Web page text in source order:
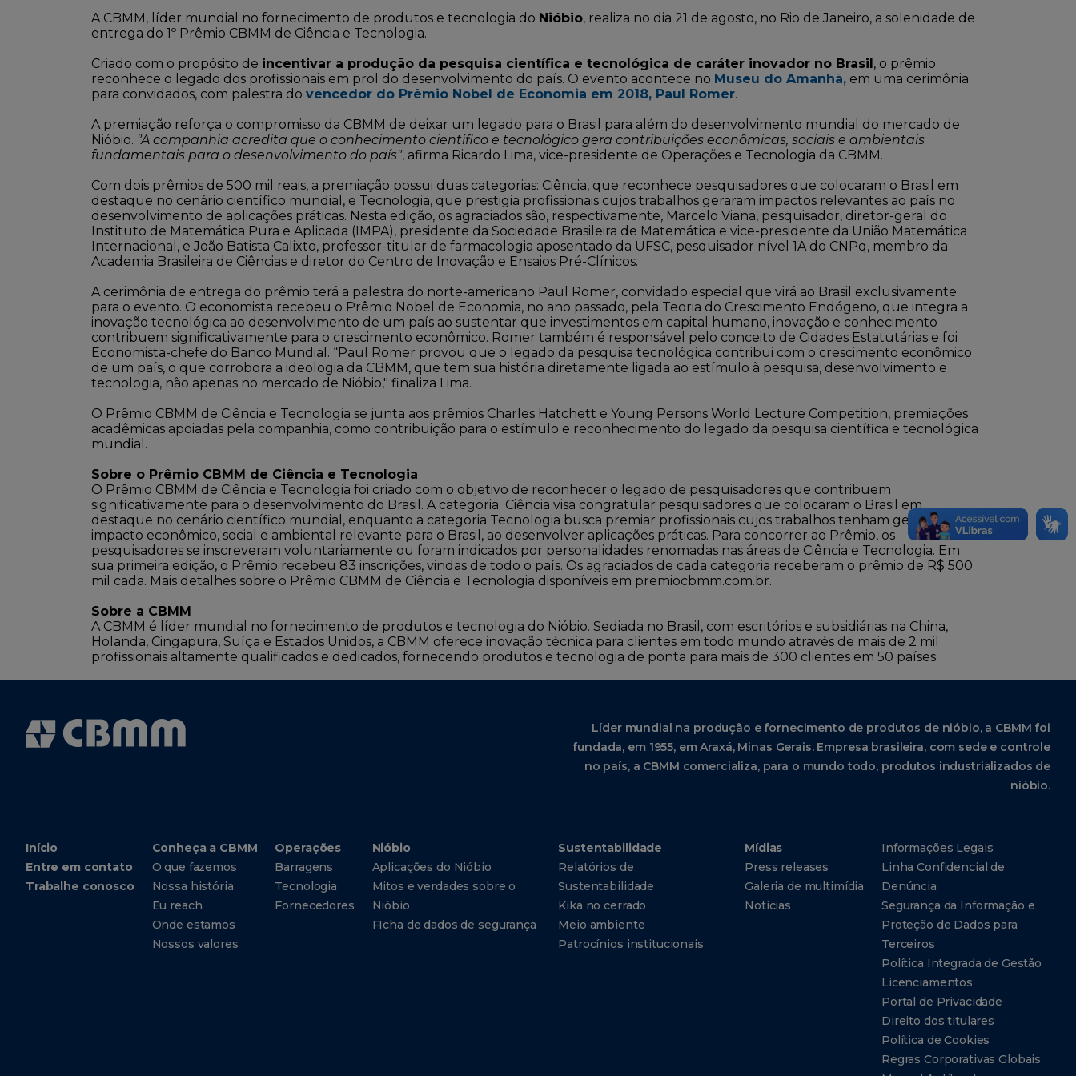
A CBMM, líder mundial no fornecimento de produtos e tecnologia do Nióbio, realiza no dia 21 de agosto, no Rio de Janeiro, a solenidade de
entrega do 1º Prêmio CBMM de Ciência e Tecnologia.
Criado com o propósito de incentivar a produção da pesquisa científica e tecnológica de caráter inovador no Brasil, o prêmio
reconhece o legado dos profissionais em prol do desenvolvimento do país. O evento acontece no Museu do Amanhã, em uma cerimônia
para convidados, com palestra do vencedor do Prêmio Nobel de Economia em 2018, Paul Romer.
A premiação reforça o compromisso da CBMM de deixar um legado para o Brasil para além do desenvolvimento mundial do mercado de
Nióbio. "A companhia acredita que o conhecimento científico e tecnológico gera contribuições econômicas, sociais e ambientais
fundamentais para o desenvolvimento do país", afirma Ricardo Lima, vice-presidente de Operações e Tecnologia da CBMM.
Com dois prêmios de 500 mil reais, a premiação possui duas categorias: Ciência, que reconhece pesquisadores que colocaram o Brasil em
destaque no cenário científico mundial, e Tecnologia, que prestigia profissionais cujos trabalhos geraram impactos relevantes ao país no
desenvolvimento de aplicações práticas. Nesta edição, os agraciados são, respectivamente, Marcelo Viana, pesquisador, diretor-geral do
Instituto de Matemática Pura e Aplicada (IMPA), presidente da Sociedade Brasileira de Matemática e vice-presidente da União Matemática
Internacional, e João Batista Calixto, professor-titular de farmacologia aposentado da UFSC, pesquisador nível 1A do CNPq, membro da
Academia Brasileira de Ciências e diretor do Centro de Inovação e Ensaios Pré-Clínicos.
A cerimônia de entrega do prêmio terá a palestra do norte-americano Paul Romer, convidado especial que virá ao Brasil exclusivamente
para o evento. O economista recebeu o Prêmio Nobel de Economia, no ano passado, pela Teoria do Crescimento Endógeno, que integra a
inovação tecnológica ao desenvolvimento de um país ao sustentar que investimentos em capital humano, inovação e conhecimento
contribuem significativamente para o crescimento econômico. Romer também é responsável pelo conceito de Cidades Estatutárias e foi
Economista-chefe do Banco Mundial. “Paul Romer provou que o legado da pesquisa tecnológica contribui com o crescimento econômico
de um país, o que corrobora a ideologia da CBMM, que tem sua história diretamente ligada ao estímulo à pesquisa, desenvolvimento e
tecnologia, não apenas no mercado de Nióbio," finaliza Lima.
O Prêmio CBMM de Ciência e Tecnologia se junta aos prêmios Charles Hatchett e Young Persons World Lecture Competition, premiações
acadêmicas apoiadas pela companhia, como contribuição para o estímulo e reconhecimento do legado da pesquisa científica e tecnológica
mundial.
Sobre o Prêmio CBMM de Ciência e Tecnologia
O Prêmio CBMM de Ciência e Tecnologia foi criado com o objetivo de reconhecer o legado de pesquisadores que contribuem
significativamente para o desenvolvimento do Brasil. A categoria Ciência visa congratular pesquisadores que colocaram o Brasil em
destaque no cenário científico mundial, enquanto a categoria Tecnologia busca premiar profissionais cujos trabalhos tenham gerado
impacto econômico, social e ambiental relevante para o Brasil, ao desenvolver aplicações práticas. Para concorrer ao Prêmio, os
pesquisadores se inscreveram voluntariamente ou foram indicados por personalidades renomadas nas áreas de Ciência e Tecnologia. Em
sua primeira edição, o Prêmio recebeu 83 inscrições, vindas de todo o país. Os agraciados de cada categoria receberam o prêmio de R$ 500
mil cada. Mais detalhes sobre o Prêmio CBMM de Ciência e Tecnologia disponíveis em premiocbmm.com.br.
Sobre a CBMM
A CBMM é líder mundial no fornecimento de produtos e tecnologia do Nióbio. Sediada no Brasil, com escritórios e subsidiárias na China,
Holanda, Cingapura, Suíça e Estados Unidos, a CBMM oferece inovação técnica para clientes em todo mundo através de mais de 2 mil
profissionais altamente qualificados e dedicados, fornecendo produtos e tecnologia de ponta para mais de 300 clientes em 50 países.
Líder mundial na produção e fornecimento de produtos de nióbio, a CBMM foi
fundada, em 1955, em Araxá, Minas Gerais. Empresa brasileira, com sede e controle
no país, a CBMM comercializa, para o mundo todo, produtos industrializados de
nióbio.
Início
Entre em contato
Trabalhe conosco
Conheça a CBMM
O que fazemos
Nossa história
Eu reach
Onde estamos
Nossos valores
Operações
Barragens
Tecnologia
Fornecedores
Nióbio
Aplicações do Nióbio
Mitos e verdades sobre o
Nióbio
FIcha de dados de segurança
Sustentabilidade
Relatórios de
Sustentabilidade
Kika no cerrado
Meio ambiente
Patrocínios institucionais
Mídias
Press releases
Galeria de multimídia
Notícias
Informações Legais
Linha Confidencial de
Denúncia
Segurança da Informação e
Proteção de Dados para
Terceiros
Política Integrada de Gestão
Licenciamentos
Portal de Privacidade
Direito dos titulares
Política de Cookies
Regras Corporativas Globais